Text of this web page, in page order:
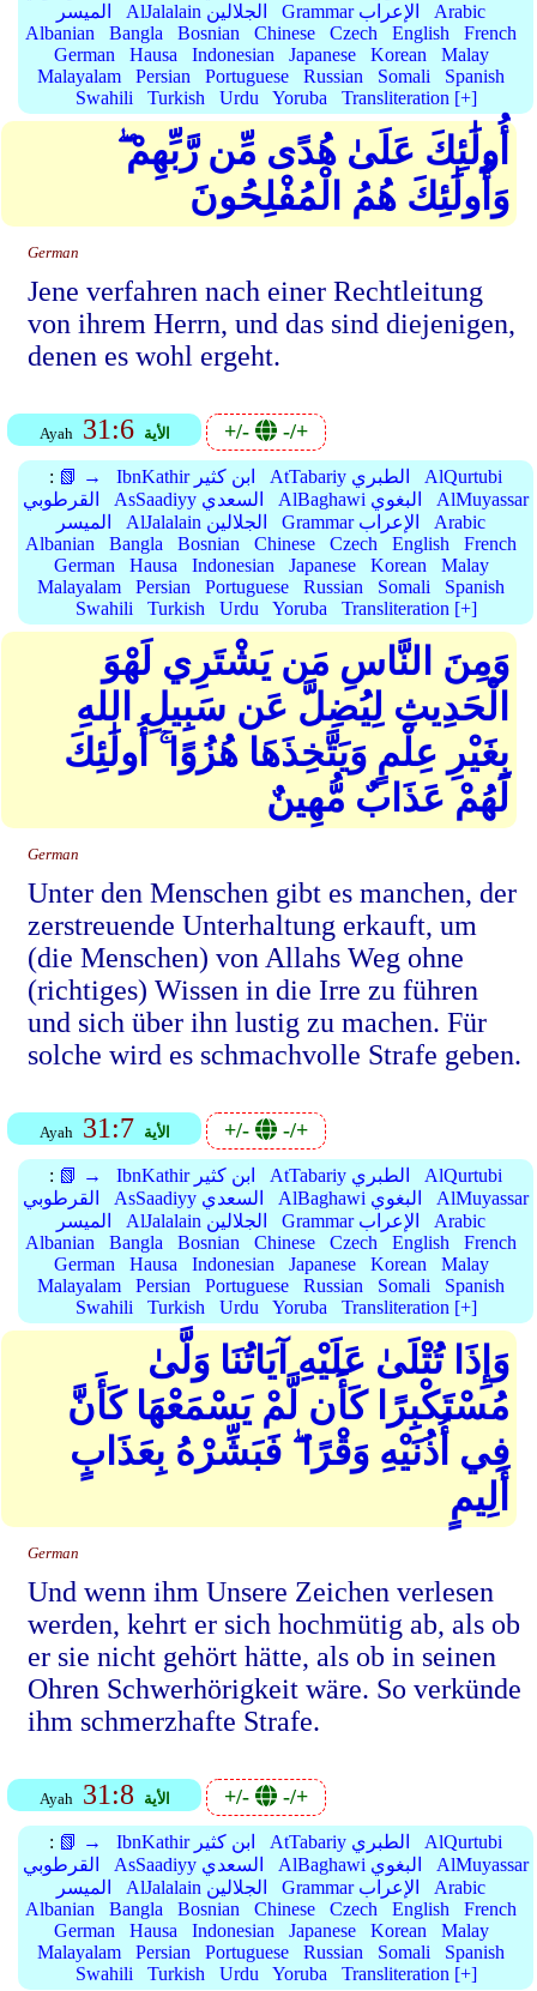
الميسر
AlJalalain الجلالين Grammar الإعراب
Arabic
Albanian
Bangla Bosnian Chinese Czech English
French
German
Hausa Indonesian Japanese Korean
Malay
Malayalam
Persian Portuguese Russian Somali
Spanish
Swahili
Turkish Urdu Yoruba Transliteration [+]
أُولَٰئِكَ عَلَىٰ هُدًى مِّن رَّبِّهِمْ ۖ
وَأُولَٰئِكَ هُمُ الْمُفْلِحُونَ
German
Jene verfahren nach einer Rechtleitung
von ihrem Herrn, und das sind diejenigen,
denen es wohl ergeht.
Ayah 31:6 الأية +/- -/+
: 📗 → IbnKathir ابن كثير AtTabariy الطبري
AlQurtubi
القرطوبي
AsSaadiyy السعدي AlBaghawi البغوي
AlMuyassar
الميسر
AlJalalain الجلالين Grammar الإعراب
Arabic
Albanian
Bangla Bosnian Chinese Czech English
French
German
Hausa Indonesian Japanese Korean
Malay
Malayalam
Persian Portuguese Russian Somali
Spanish
Swahili
Turkish Urdu Yoruba Transliteration [+]
وَمِنَ النَّاسِ مَن يَشْتَرِي لَهْوَ
الْحَدِيثِ لِيُضِلَّ عَن سَبِيلِ اللهِ
بِغَيْرِ عِلْمٍ وَيَتَّخِذَهَا هُزُوًا ۚ أُولَٰئِكَ
لَهُمْ عَذَابٌ مُّهِينٌ
German
Unter den Menschen gibt es manchen, der
zerstreuende Unterhaltung erkauft, um
(die Menschen) von Allahs Weg ohne
(richtiges) Wissen in die Irre zu führen
und sich über ihn lustig zu machen. Für
solche wird es schmachvolle Strafe geben.
Ayah 31:7 الأية +/- -/+
: 📗 → IbnKathir ابن كثير AtTabariy الطبري
AlQurtubi
القرطوبي
AsSaadiyy السعدي AlBaghawi البغوي
AlMuyassar
الميسر
AlJalalain الجلالين Grammar الإعراب
Arabic
Albanian
Bangla Bosnian Chinese Czech English
French
German
Hausa Indonesian Japanese Korean
Malay
Malayalam
Persian Portuguese Russian Somali
Spanish
Swahili
Turkish Urdu Yoruba Transliteration [+]
وَإِذَا تُتْلَىٰ عَلَيْهِ آيَاتُنَا وَلَّىٰ
مُسْتَكْبِرًا كَأَن لَّمْ يَسْمَعْهَا كَأَنَّ
فِي أُذُنَيْهِ وَقْرًا ۖ فَبَشِّرْهُ بِعَذَابٍ
أَلِيمٍ
German
Und wenn ihm Unsere Zeichen verlesen
werden, kehrt er sich hochmütig ab, als ob
er sie nicht gehört hätte, als ob in seinen
Ohren Schwerhörigkeit wäre. So verkünde
ihm schmerzhafte Strafe.
Ayah 31:8 الأية +/- -/+
: 📗 → IbnKathir ابن كثير AtTabariy الطبري
AlQurtubi
القرطوبي
AsSaadiyy السعدي AlBaghawi البغوي
AlMuyassar
الميسر
AlJalalain الجلالين Grammar الإعراب
Arabic
Albanian
Bangla Bosnian Chinese Czech English
French
German
Hausa Indonesian Japanese Korean
Malay
Malayalam
Persian Portuguese Russian Somali
Spanish
Swahili
Turkish Urdu Yoruba Transliteration [+]